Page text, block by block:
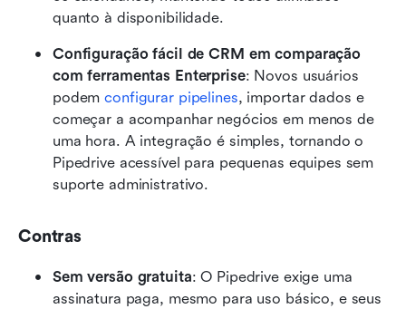
quanto à disponibilidade.
Configuração fácil de CRM em comparação
com ferramentas Enterprise: Novos usuários
podem configurar pipelines, importar dados e
começar a acompanhar negócios em menos de
uma hora. A integração é simples, tornando o
Pipedrive acessível para pequenas equipes sem
suporte administrativo.
Contras
Sem versão gratuita: O Pipedrive exige uma
assinatura paga, mesmo para uso básico, e seus